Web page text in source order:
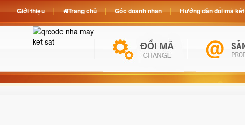
Giới thiệu Trang chủ Góc doanh nhân Hướng dẫn đổi mã két